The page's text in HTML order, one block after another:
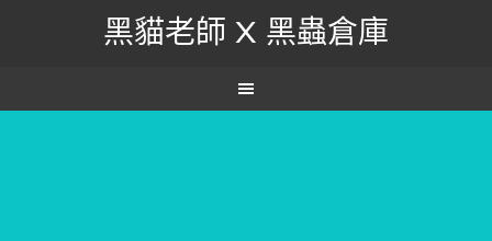
黑貓老師 X 黑蟲倉庫